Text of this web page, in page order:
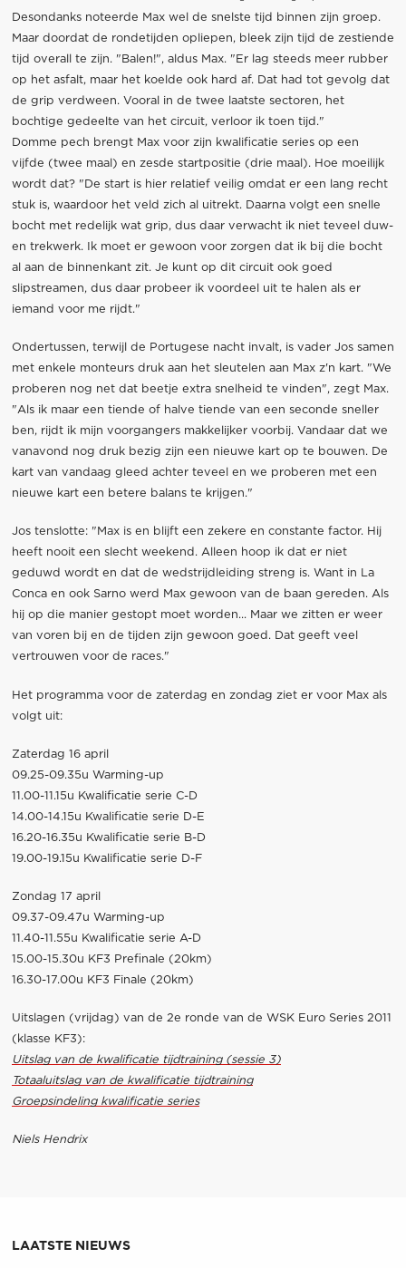
Desondanks noteerde Max wel de snelste tijd binnen zijn groep.
Maar doordat de rondetijden opliepen, bleek zijn tijd de zestiende
tijd overall te zijn. "Balen!", aldus Max. "Er lag steeds meer rubber
op het asfalt, maar het koelde ook hard af. Dat had tot gevolg dat
de grip verdween. Vooral in de twee laatste sectoren, het
bochtige gedeelte van het circuit, verloor ik toen tijd."
Domme pech brengt Max voor zijn kwalificatie series op een
vijfde (twee maal) en zesde startpositie (drie maal). Hoe moeilijk
wordt dat? "De start is hier relatief veilig omdat er een lang recht
stuk is, waardoor het veld zich al uitrekt. Daarna volgt een snelle
bocht met redelijk wat grip, dus daar verwacht ik niet teveel duw-
en trekwerk. Ik moet er gewoon voor zorgen dat ik bij die bocht
al aan de binnenkant zit. Je kunt op dit circuit ook goed
slipstreamen, dus daar probeer ik voordeel uit te halen als er
iemand voor me rijdt."
Ondertussen, terwijl de Portugese nacht invalt, is vader Jos samen
met enkele monteurs druk aan het sleutelen aan Max z'n kart. "We
proberen nog net dat beetje extra snelheid te vinden", zegt Max.
"Als ik maar een tiende of halve tiende van een seconde sneller
ben, rijdt ik mijn voorgangers makkelijker voorbij. Vandaar dat we
vanavond nog druk bezig zijn een nieuwe kart op te bouwen. De
kart van vandaag gleed achter teveel en we proberen met een
nieuwe kart een betere balans te krijgen."
Jos tenslotte: "Max is en blijft een zekere en constante factor. Hij
heeft nooit een slecht weekend. Alleen hoop ik dat er niet
geduwd wordt en dat de wedstrijdleiding streng is. Want in La
Conca en ook Sarno werd Max gewoon van de baan gereden. Als
hij op die manier gestopt moet worden... Maar we zitten er weer
van voren bij en de tijden zijn gewoon goed. Dat geeft veel
vertrouwen voor de races."
Het programma voor de zaterdag en zondag ziet er voor Max als
volgt uit:
Zaterdag 16 april
09.25-09.35u Warming-up
11.00-11.15u Kwalificatie serie C-D
14.00-14.15u Kwalificatie serie D-E
16.20-16.35u Kwalificatie serie B-D
19.00-19.15u Kwalificatie serie D-F
Zondag 17 april
09.37-09.47u Warming-up
11.40-11.55u Kwalificatie serie A-D
15.00-15.30u KF3 Prefinale (20km)
16.30-17.00u KF3 Finale (20km)
Uitslagen (vrijdag) van de 2e ronde van de WSK Euro Series 2011
(klasse KF3):
Uitslag van de kwalificatie tijdtraining (sessie 3)
Totaaluitslag van de kwalificatie tijdtraining
Groepsindeling kwalificatie series
Niels Hendrix
LAATSTE NIEUWS